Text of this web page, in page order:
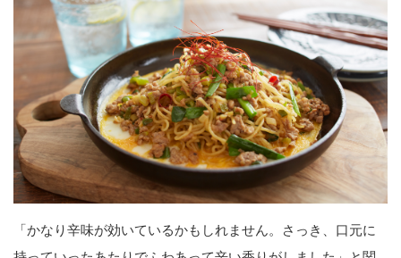
「かなり辛味が効いているかもしれません。さっき、口元に